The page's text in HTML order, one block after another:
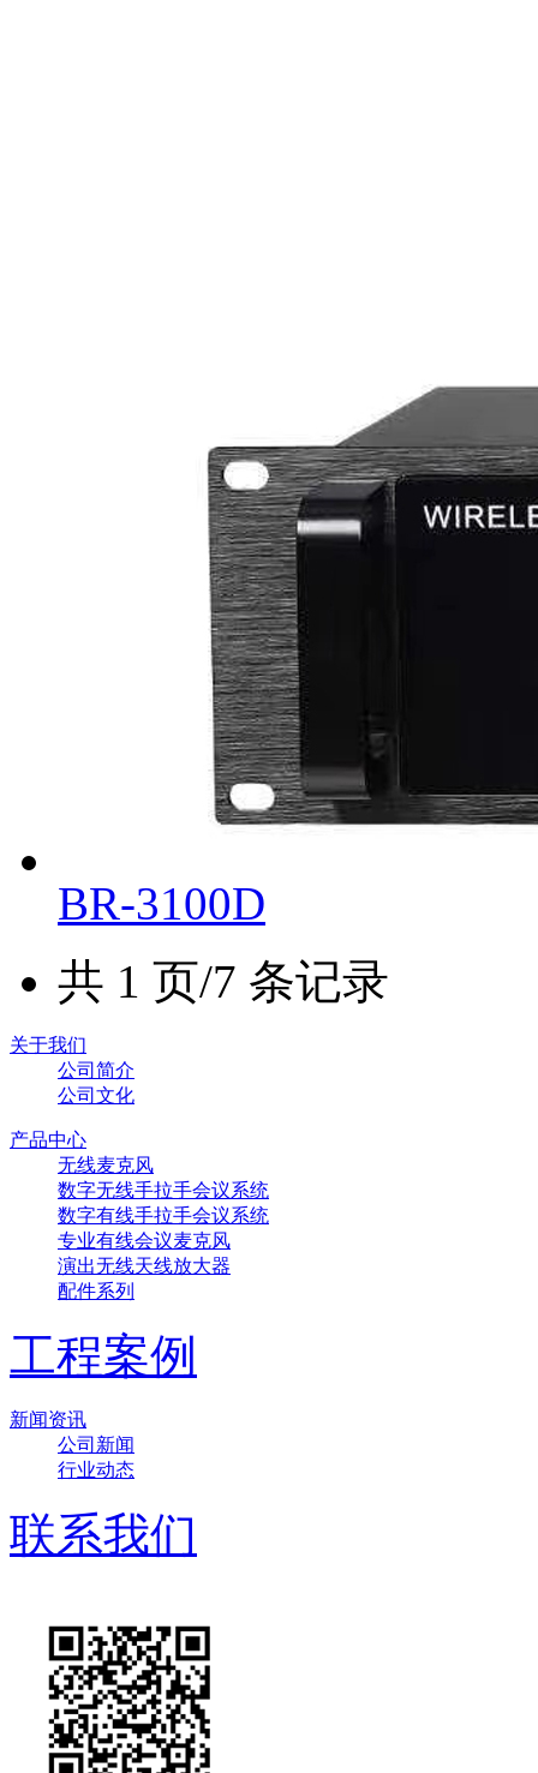
BR-3100D
共 1 页/7 条记录
关于我们
公司简介
公司文化
产品中心
无线麦克风
数字无线手拉手会议系统
数字有线手拉手会议系统
专业有线会议麦克风
演出无线天线放大器
配件系列
工程案例
新闻资讯
公司新闻
行业动态
联系我们